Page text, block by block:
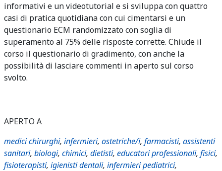
informativi e un videotutorial e si sviluppa con quattro
casi di pratica quotidiana con cui cimentarsi e un
questionario ECM randomizzato con soglia di
superamento al 75% delle risposte corrette. Chiude il
corso il questionario di gradimento, con anche la
possibilità di lasciare commenti in aperto sul corso
svolto.
APERTO A
medici chirurghi, infermieri, ostetriche/i, farmacisti, assistenti
sanitari, biologi, chimici, dietisti, educatori professionali, fisici,
fisioterapisti, igienisti dentali, infermieri pediatrici,